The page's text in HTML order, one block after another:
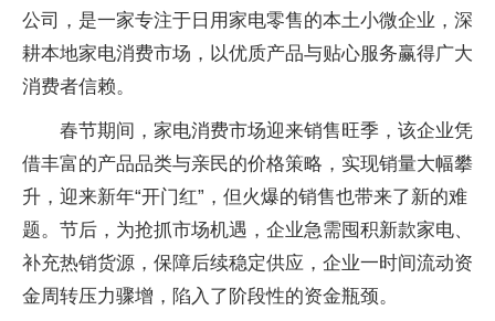
公司，是一家专注于日用家电零售的本土小微企业，深
耕本地家电消费市场，以优质产品与贴心服务赢得广大
消费者信赖。
春节期间，家电消费市场迎来销售旺季，该企业凭
借丰富的产品品类与亲民的价格策略，实现销量大幅攀
升，迎来新年“开门红”，但火爆的销售也带来了新的难
题。节后，为抢抓市场机遇，企业急需囤积新款家电、
补充热销货源，保障后续稳定供应，企业一时间流动资
金周转压力骤增，陷入了阶段性的资金瓶颈。